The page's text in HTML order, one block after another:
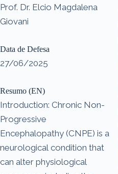
Prof. Dr. Elcio Magdalena
Giovani
Data de Defesa
27/06/2025
Resumo (EN)
Introduction: Chronic Non-
Progressive
Encephalopathy (CNPE) is a
neurological condition that
can alter physiological